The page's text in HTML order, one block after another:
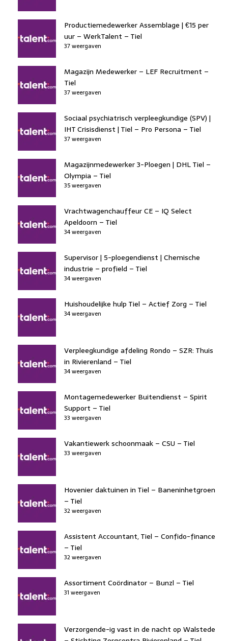
Productiemedewerker Assemblage | €15 per
uur – WerkTalent – Tiel
37 weergaven
Magazijn Medewerker – LEF Recruitment –
Tiel
37 weergaven
Sociaal psychiatrisch verpleegkundige (SPV) |
IHT Crisisdienst | Tiel – Pro Persona – Tiel
37 weergaven
Magazijnmedewerker 3-Ploegen | DHL Tiel –
Olympia – Tiel
35 weergaven
Vrachtwagenchauffeur CE – IQ Select
Apeldoorn – Tiel
34 weergaven
Supervisor | 5-ploegendienst | Chemische
industrie – profield – Tiel
34 weergaven
Huishoudelijke hulp Tiel – Actief Zorg – Tiel
34 weergaven
Verpleegkundige afdeling Rondo – SZR: Thuis
in Rivierenland – Tiel
34 weergaven
Montagemedewerker Buitendienst – Spirit
Support – Tiel
33 weergaven
Vakantiewerk schoonmaak – CSU – Tiel
33 weergaven
Hovenier daktuinen in Tiel – Baneninhetgroen
– Tiel
32 weergaven
Assistent Accountant, Tiel – Confido-finance
– Tiel
32 weergaven
Assortiment Coördinator – Bunzl – Tiel
31 weergaven
Verzorgende-ig vast in de nacht op Walstede